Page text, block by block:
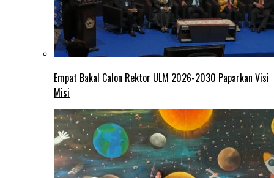
Empat Bakal Calon Rektor ULM 2026-2030 Paparkan Visi
Misi